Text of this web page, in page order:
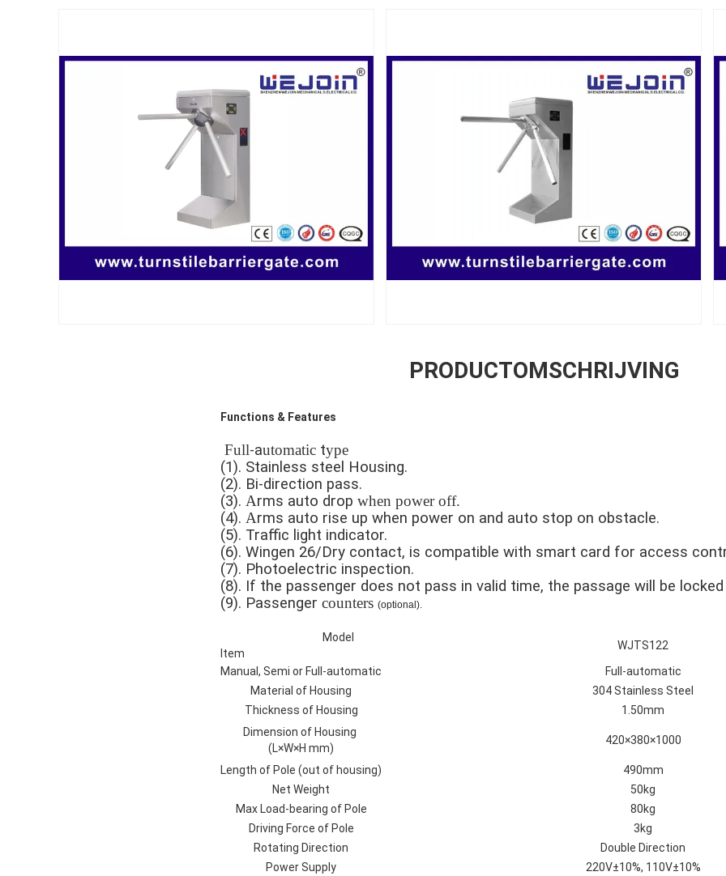
PRODUCTOMSCHRIJVING
Functions & Features
Full-automatic type
(1). Stainless steel Housing.
(2). Bi-direction pass.
(3). Arms auto drop when power off.
(4). Arms auto rise up when power on and auto stop on obstacle.
(5). Traffic light indicator.
(6). Wingen 26/Dry contact, is compatible with smart card for access
(7). Photoelectric inspection.
(8). If the passenger does not pass in valid time, the passage will be
(9). Passenger counters (optional).
Model
Item
WJTS122
Manual, Semi or Full-automatic
Full-automatic
Material of Housing
304 Stainless Steel
Thickness of Housing
1.50mm
Dimension of Housing
(L×W×H mm)
420×380×1000
Length of Pole (out of housing)
490mm
Net Weight
50kg
Max Load-bearing of Pole
80kg
Driving Force of Pole
3kg
Rotating Direction
Double Direction
Power Supply
220V±10%, 110V±10%